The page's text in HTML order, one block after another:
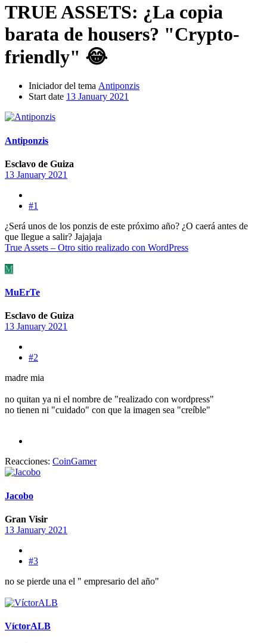
TRUE ASSETS: ¿La copia
barata de housers? "Crypto-
friendly" 😂
Iniciador del tema Antiponzis
Start date 13 January 2021
Antiponzis
Esclavo de Guiza
13 January 2021
#1
¿Será unos de los ponzis de este próximo año? ¿O caerá antes de
que llegue a salir? Jajajaja
True Assets – Otro sitio realizado con WordPress
M
MuErTe
Esclavo de Guiza
13 January 2021
#2
madre mia
no quitan ya ni el nombre de "realizado con wordpress"
no tienen ni "cuidado" con que la imagen sea "creíble"
Reacciones: CoinGamer
Jacobo
Gran Visir
13 January 2021
#3
no se pierde una el " empresario del año"
VíctorALB